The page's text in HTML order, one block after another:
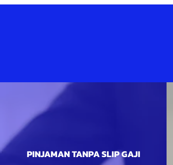
PINJAMAN TANPA SLIP GAJI